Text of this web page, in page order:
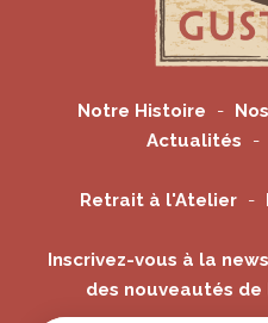
Notre Histoire
Actualités
Retrait à l'Atelier
Inscrivez-vous à la
des nouveautés